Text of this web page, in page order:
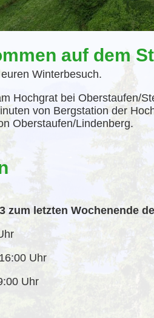
auf dem
Winterbesuch.
Hochgrat bei Oberstaufen/
von Bergstation der
Oberstaufen/Lindenberg.
zum letzten Wochenende
Uhr
Uhr